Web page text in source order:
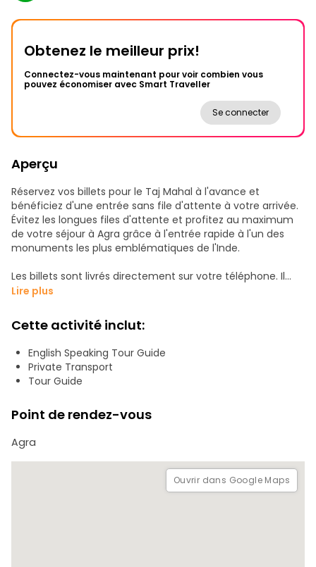
Obtenez le meilleur prix!
Connectez-vous maintenant pour voir combien vous
pouvez économiser avec Smart Traveller
Se connecter
Aperçu
Réservez vos billets pour le Taj Mahal à l'avance et
bénéficiez d'une entrée sans file d'attente à votre arrivée.
Évitez les longues files d'attente et profitez au maximum
de votre séjour à Agra grâce à l'entrée rapide à l'un des
monuments les plus emblématiques de l'Inde.
Les billets sont livrés directement sur votre téléphone. Il
vous suffit d'arriver au Taj Mahal et d'entrer directement.
patrimoine mondial de l'UNESCO, en vous émerveillant
devant son architecture moghole exquise, son marbre
d'une blancheur éclatante et ses magnifiques jardins
paysagers.
Promenez-vous dans les grandes cours et les bassins de
de la beauté intemporelle de ce monument célèbre dans
pas de temps d'attente, mais une expérience inoubliable
et en douceur du Taj Mahal.
Lire plus
Cette activité inclut:
English Speaking Tour Guide
Private Transport
Tour Guide
Point de rendez-vous
Agra
Ouvrir dans Google Maps